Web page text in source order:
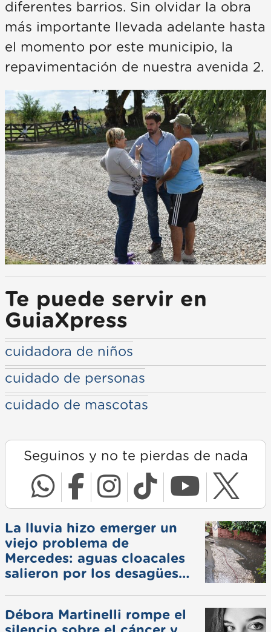
diferentes barrios. Sin olvidar la obra
más importante llevada adelante hasta
el momento por este municipio, la
repavimentación de nuestra avenida 2.
Te puede servir en
GuiaXpress
cuidadora de niños
cuidado de personas
cuidado de mascotas
Seguinos y no te pierdas de nada
La lluvia hizo emerger un
viejo problema de
Mercedes: aguas cloacales
salieron por los desagües
Débora Martinelli rompe el